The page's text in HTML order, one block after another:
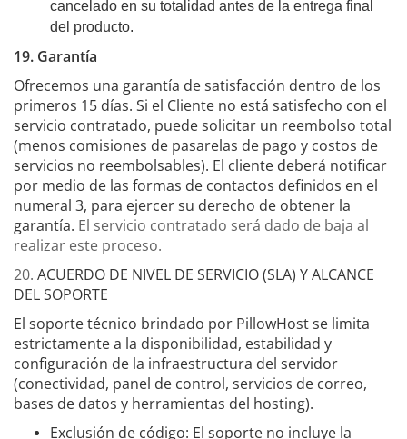
cancelado en su totalidad antes de la entrega final
del producto.
19. Garantía
Ofrecemos una garantía de satisfacción dentro de los
primeros 15 días. Si el Cliente no está satisfecho con el
servicio contratado, puede solicitar un reembolso total
(menos comisiones de pasarelas de pago y costos de
servicios no reembolsables). El cliente deberá notificar
por medio de las formas de contactos definidos en el
numeral 3, para ejercer su derecho de obtener la
garantía. El servicio contratado será dado de baja al
realizar este proceso.
20. ACUERDO DE NIVEL DE SERVICIO (SLA) Y ALCANCE
DEL SOPORTE
El soporte técnico brindado por PillowHost se limita
estrictamente a la disponibilidad, estabilidad y
configuración de la infraestructura del servidor
(conectividad, panel de control, servicios de correo,
bases de datos y herramientas del hosting).
Exclusión de código: El soporte no incluye la